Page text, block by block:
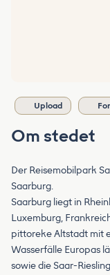
Upload
Om stedet
Der Reisemobilpark
Saarburg.
Saarburg liegt in
Luxemburg,
pittoreke Altstadt mit
Wasserfälle Europas
sowie die Saar-